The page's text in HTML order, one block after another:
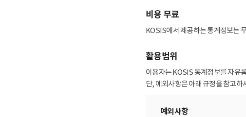
비용 무료
KOSIS에서 제공하는 통계정보는
활용범위
이용자는 KOSIS 통계정보를 자유
단, 예외사항은 아래 규정을 참고하
예외사항